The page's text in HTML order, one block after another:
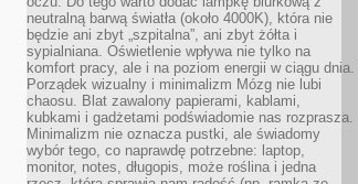
neutralną barwą światła (około 4000K), która nie
będzie ani zbyt „szpitalna”, ani zbyt żółta i
sypialniana. Oświetlenie wpływa nie tylko na
komfort pracy, ale i na poziom energii w ciągu dnia.
Porządek wizualny i minimalizm Mózg nie lubi
chaosu. Blat zawalony papierami, kablami,
kubkami i gadżetami podświadomie nas rozprasza.
Minimalizm nie oznacza pustki, ale świadomy
wybór tego, co naprawdę potrzebne: laptop,
monitor, notes, długopis, może roślina i jedna